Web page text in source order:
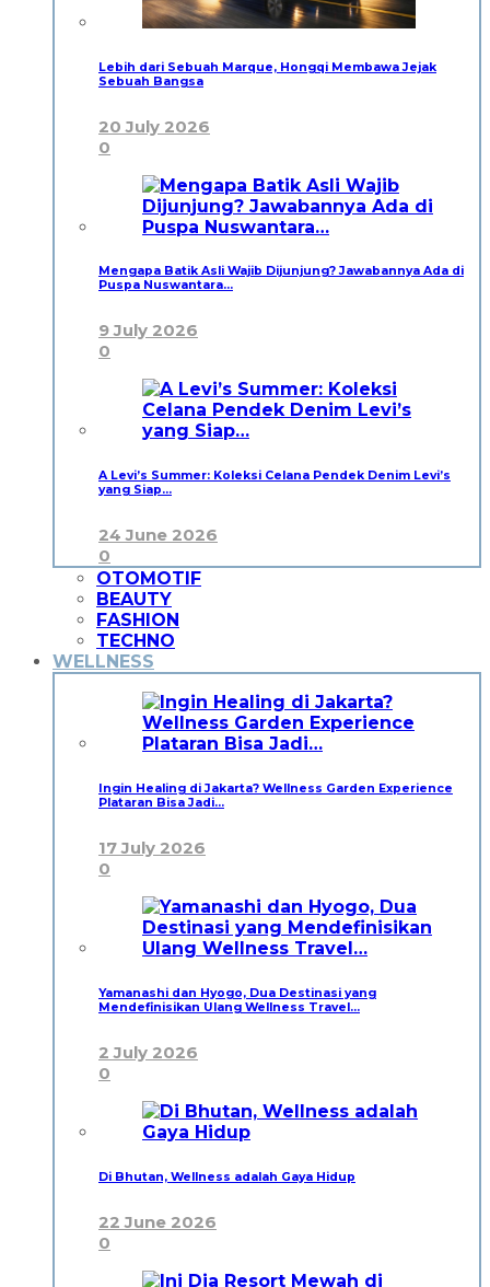
Lebih dari Sebuah Marque, Hongqi Membawa Jejak
Sebuah Bangsa
20 July 2026
0
Mengapa Batik Asli Wajib Dijunjung? Jawabannya Ada di
Puspa Nuswantara…
9 July 2026
0
A Levi’s Summer: Koleksi Celana Pendek Denim Levi’s
yang Siap…
24 June 2026
0
OTOMOTIF
BEAUTY
FASHION
TECHNO
WELLNESS
Ingin Healing di Jakarta? Wellness Garden Experience
Plataran Bisa Jadi…
17 July 2026
0
Yamanashi dan Hyogo, Dua Destinasi yang
Mendefinisikan Ulang Wellness Travel…
2 July 2026
0
Di Bhutan, Wellness adalah Gaya Hidup
22 June 2026
0